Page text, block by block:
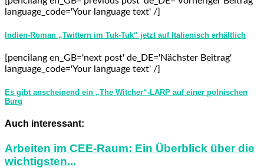
language_code='Your language text' /]
Indien-Roman „Twittern im Tuk-Tuk“ jetzt auf Italienisch erhältlich
[pencilang en_GB='next post' de_DE='Nächster Beitrag'
language_code='Your language text' /]
Es gibt anscheinend ein „The Witcher“-LARP auf einer polnischen
Burg
Auch interessant:
Arbeiten im CEE-Raum: Ein Überblick über die
wichtigsten...